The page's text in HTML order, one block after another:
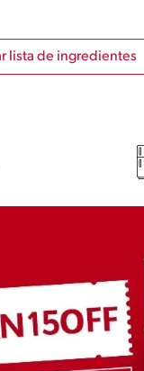
lista de ingredientes